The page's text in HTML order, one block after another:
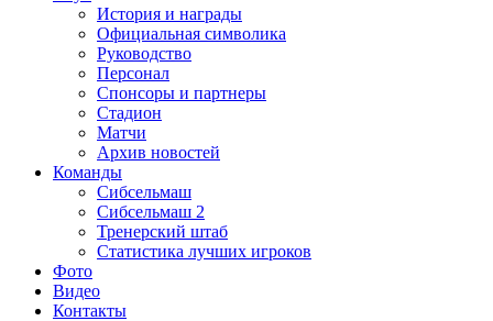
История и награды
Официальная символика
Руководство
Персонал
Спонсоры и партнеры
Стадион
Матчи
Архив новостей
Команды
Сибсельмаш
Сибсельмаш 2
Тренерский штаб
Статистика лучших игроков
Фото
Видео
Контакты